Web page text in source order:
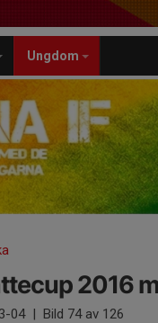
Ungdom
2016
04 | Bild 74av 126